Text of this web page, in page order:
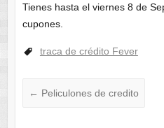
Tienes hasta el viernes 8 de
cupones.
traca de crédito Fever
← Peliculones de credito